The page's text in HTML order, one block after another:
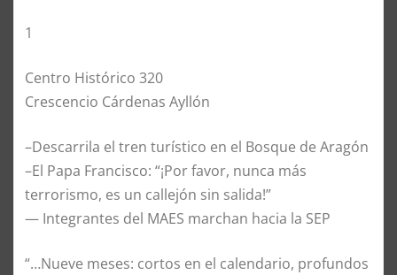
1
Centro Histórico 320
Crescencio Cárdenas Ayllón
–Descarrila el tren turístico en el Bosque de Aragón
–El Papa Francisco: “¡Por favor, nunca más
terrorismo, es un callejón sin salida!”
— Integrantes del MAES marchan hacia la SEP
“…Nueve meses: cortos en el calendario, profundos